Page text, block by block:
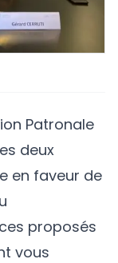
Patronale
deux
en faveur de
proposés
vous